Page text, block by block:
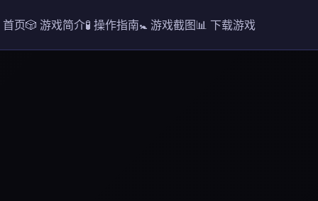
页🎲 游戏简介🧪 操作指南🚼 游戏截图📊 下载游戏